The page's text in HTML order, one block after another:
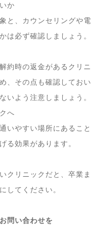
か
と、カウンセリングや電
は必ず確認しましょう。
約時の返金があるクリニ
、その点も確認しておい
いよう注意しましょう。
へ
いやすい場所にあること
る効果があります。
クリニックだと、卒業ま
してください。
問い合わせを